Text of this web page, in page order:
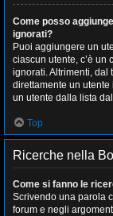
Come posso
ignorati?
Puoi aggiungere un
ciascun utente, c’è
ignorati. Altrimenti,
direttamente un
un utente dalla lista
Top
Ricerche nella
Come si fanno le
Scrivendo una parola
forum e negli